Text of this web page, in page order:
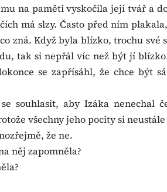
na paměti vyskočila její tvář a
má slzy. Často před ním
zná. Když byla blízko, trochu své
tak si nepřál víc než být jí
se zapřísáhl, že chce být
souhlasit, aby Izáka nenechal
všechny jeho pocity si
že ne.
něj zapomněla?